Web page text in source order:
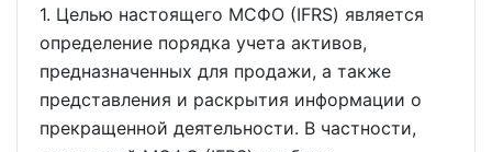
1. Целью настоящего МСФО (IFRS) является
определение порядка учета активов,
предназначенных для продажи, а также
представления и раскрытия информации о
прекращенной деятельности. В частности,